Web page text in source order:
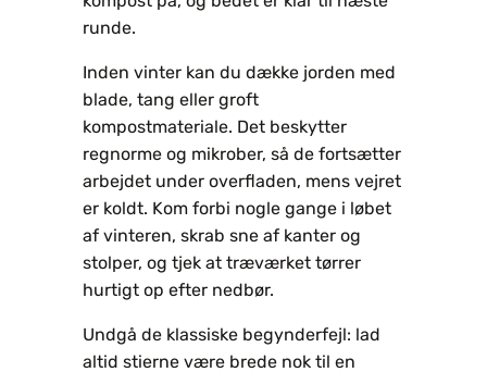
runde.
Inden vinter kan du dække jorden med
blade, tang eller groft
kompostmateriale. Det beskytter
regnorme og mikrober, så de fortsætter
arbejdet under overfladen, mens vejret
er koldt. Kom forbi nogle gange i løbet
af vinteren, skrab sne af kanter og
stolper, og tjek at træværket tørrer
hurtigt op efter nedbør.
Undgå de klassiske begynderfejl: lad
altid stierne være brede nok til en